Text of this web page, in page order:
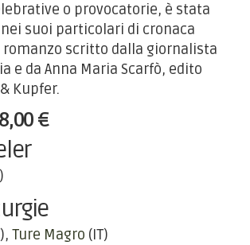
o provocatorie, è stata
suoi particolari di cronaca
romanzo scritto dalla giornalista
e da Anna Maria Scarfò, edito
Kupfer.
€
Ture Magro (IT)